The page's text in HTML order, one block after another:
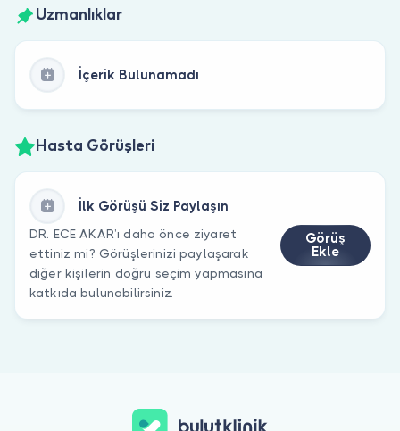
Uzmanlıklar
İçerik Bulunamadı
Hasta Görüşleri
İlk Görüşü Siz Paylaşın
DR. ECE AKAR’ı daha önce ziyaret
ettiniz mi? Görüşlerinizi paylaşarak
diğer kişilerin doğru seçim yapmasına
katkıda bulunabilirsiniz.
Görüş
Ekle